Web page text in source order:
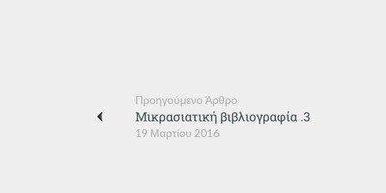
Προηγούμενο Άρθρο
19 Μαρτίου 2016
Μικρασιατική βιβλιογραφία .3